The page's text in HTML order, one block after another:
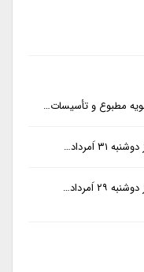
مطبوع و تأسیسات…
اَمرداد…
اَمرداد…